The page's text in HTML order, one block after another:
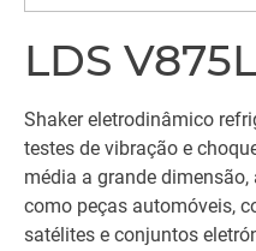
LDS
Shaker eletrodinâmico
testes de vibração e
média a grande
como peças automóveis,
satélites e conjuntos